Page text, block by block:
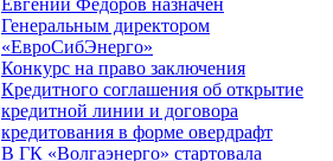
Евгений Федоров назначен
Генеральным директором
«ЕвроСибЭнерго»
Конкурс на право заключения
Кредитного соглашения об открытие
кредитной линии и договора
кредитования в форме овердрафт
В ГК «Волгаэнерго» стартовала